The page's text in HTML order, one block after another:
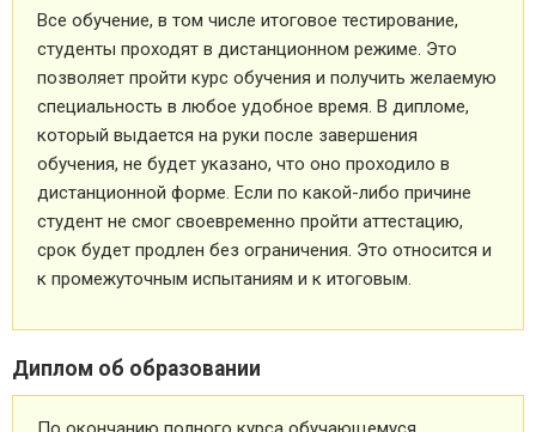
Все обучение, в том числе итоговое тестирование,
студенты проходят в дистанционном режиме. Это
позволяет пройти курс обучения и получить желаемую
специальность в любое удобное время. В дипломе,
который выдается на руки после завершения
обучения, не будет указано, что оно проходило в
дистанционной форме. Если по какой-либо причине
студент не смог своевременно пройти аттестацию,
срок будет продлен без ограничения. Это относится и
к промежуточным испытаниям и к итоговым.
Диплом об образовании